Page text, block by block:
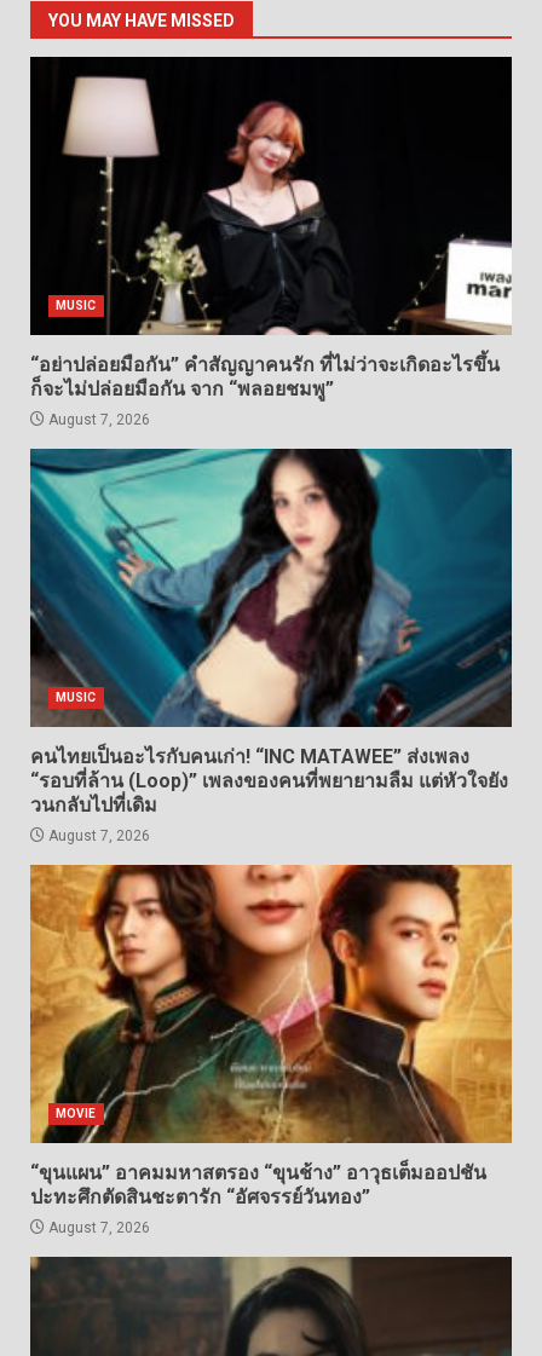
YOU MAY HAVE MISSED
MUSIC
“อย่าปล่อยมือกัน” คำสัญญาคนรัก ที่ไม่ว่าจะเกิดอะไรขึ้น
ก็จะไม่ปล่อยมือกัน จาก “พลอยชมพู”
August 7, 2026
MUSIC
คนไทยเป็นอะไรกับคนเก่า! “INC MATAWEE” ส่งเพลง
“รอบที่ล้าน (Loop)” เพลงของคนที่พยายามลืม แต่หัวใจยัง
วนกลับไปที่เดิม
August 7, 2026
MOVIE
“ขุนแผน” อาคมมหาสตรอง “ขุนช้าง” อาวุธเต็มออปชัน
ปะทะศึกตัดสินชะตารัก “อัศจรรย์วันทอง”
August 7, 2026